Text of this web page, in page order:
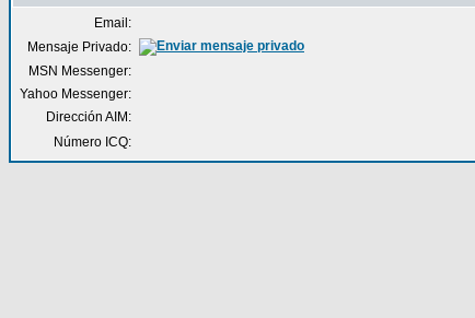
Email:
Mensaje Privado:
MSN Messenger:
Yahoo Messenger:
Dirección AIM:
Número ICQ: